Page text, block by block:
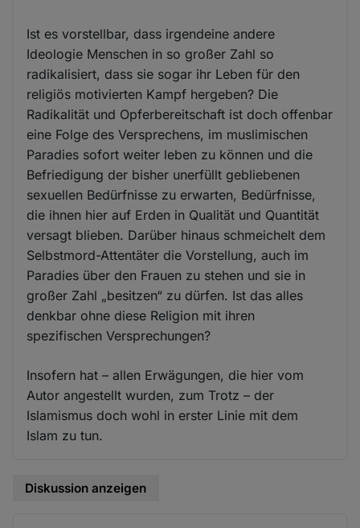
Ist es vorstellbar, dass irgendeine andere
Ideologie Menschen in so großer Zahl so
radikalisiert, dass sie sogar ihr Leben für den
religiös motivierten Kampf hergeben? Die
Radikalität und Opferbereitschaft ist doch offenbar
eine Folge des Versprechens, im muslimischen
Paradies sofort weiter leben zu können und die
Befriedigung der bisher unerfüllt gebliebenen
sexuellen Bedürfnisse zu erwarten, Bedürfnisse,
die ihnen hier auf Erden in Qualität und Quantität
versagt blieben. Darüber hinaus schmeichelt dem
Selbstmord-Attentäter die Vorstellung, auch im
Paradies über den Frauen zu stehen und sie in
großer Zahl „besitzen“ zu dürfen. Ist das alles
denkbar ohne diese Religion mit ihren
spezifischen Versprechungen?
Insofern hat – allen Erwägungen, die hier vom
Autor angestellt wurden, zum Trotz – der
Islamismus doch wohl in erster Linie mit dem
Islam zu tun.
Diskussion anzeigen